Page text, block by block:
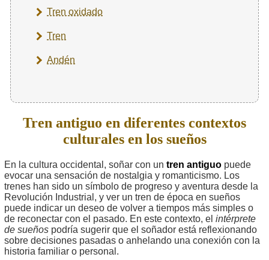
Tren oxidado
Tren
Andén
Tren antiguo en diferentes contextos
culturales en los sueños
En la cultura occidental, soñar con un tren antiguo puede
evocar una sensación de nostalgia y romanticismo. Los
trenes han sido un símbolo de progreso y aventura desde la
Revolución Industrial, y ver un tren de época en sueños
puede indicar un deseo de volver a tiempos más simples o
de reconectar con el pasado. En este contexto, el intérprete
de sueños podría sugerir que el soñador está reflexionando
sobre decisiones pasadas o anhelando una conexión con la
historia familiar o personal.